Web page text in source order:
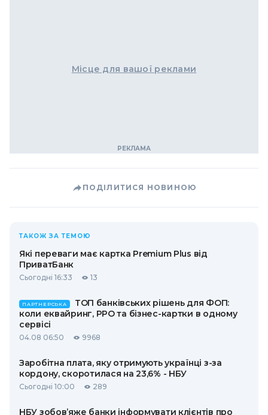
Місце для вашої реклами
ПОДІЛИТИСЯ НОВИНОЮ
ТАКОЖ ЗА ТЕМОЮ
Які переваги має картка Premium Plus від
ПриватБанк
Сьогодні 16:33 13
ПАРТНЕРСЬКА
ТОП банківських рішень для ФОП:
коли еквайринг, РРО та бізнес-картки в одному
сервісі
04.08 06:50 9968
Заробітна плата, яку отримують українці з-за
кордону, скоротилася на 23,6% - НБУ
Сьогодні 10:00 289
НБУ зобов’яже банки інформувати клієнтів про